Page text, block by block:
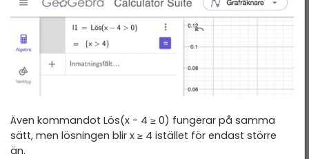
Även kommandot Lös(x - 4 ≥ 0) fungerar på samma
sätt, men lösningen blir x ≥ 4 istället för endast större
än.